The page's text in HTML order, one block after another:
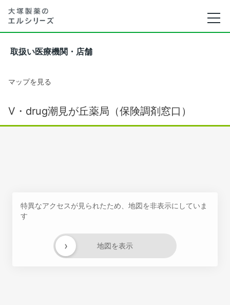
取扱い医療機関・店舗
マップを見る
V・drug潮見が丘薬局（保険調剤窓口）
特異なアクセスが見られたため、地図を非表示にしていま
す
地図を表示
›